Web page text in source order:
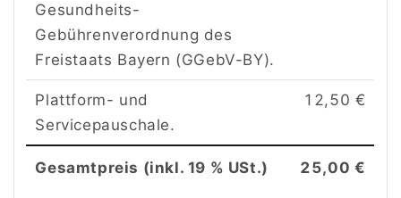
Gesundheits-
Gebührenverordnung des
Freistaats Bayern (GGebV-BY).
Plattform- und
Servicepauschale.
12,50 €
Gesamtpreis (inkl. 19 % USt.) 25,00 €